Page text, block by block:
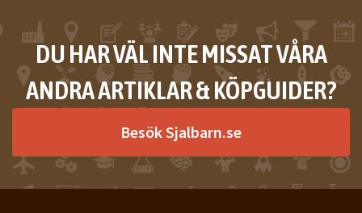
DU HAR VÄL INTE MISSAT VÅRA
ANDRA ARTIKLAR & KÖPGUIDER?
Besök Sjalbarn.se